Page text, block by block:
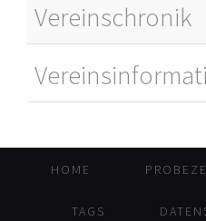
Vereinschronik
HOME
TAGS